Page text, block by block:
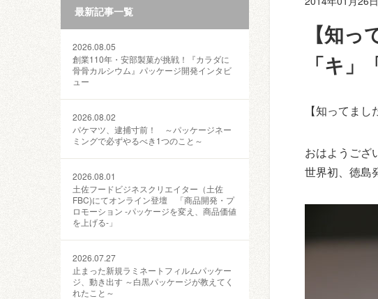
最新記事一覧
2026.08.05
創業110年・安部製菓が挑戦！『カラダに
骨骨カルシウム』パッケージ開発インタビ
ュー
2026.08.02
パケマツ、逮捕寸前！ ～パッケージネー
ミングで必ずやるべき1つのこと～
2026.08.01
土佐フードビジネスクリエイター（土佐
FBC)にてオンライン登壇 「商品開発・プ
ロモーション ‐パッケージを変え、商品価値
を上げる‐」
2026.07.27
止まった新規ラミネートフィルムパッケー
ジ、動き出す ～白黒パッケージが教えてく
れたこと～
【知
「キ
【知ってま
おはようござ
世界初、徳島